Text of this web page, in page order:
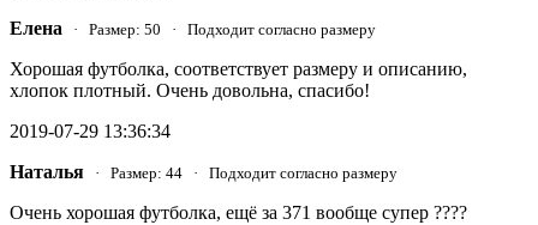
Елена · Размер: 50 · Подходит согласно размеру
Хорошая футболка, соответствует размеру и описанию,
хлопок плотный. Очень довольна, спасибо!
2019-07-29 13:36:34
Наталья · Размер: 44 · Подходит согласно размеру
Очень хорошая футболка, ещё за 371 вообще супер ????